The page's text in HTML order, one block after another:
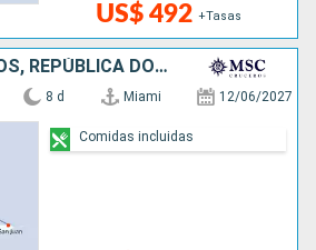
US$ 492 +Tasas
ESTADOS UNIDOS, REPÚBLICA DOMINICANA, PUERTO RICO, BAHAMAS
8 d Miami 12/06/2027
Comidas incluidas